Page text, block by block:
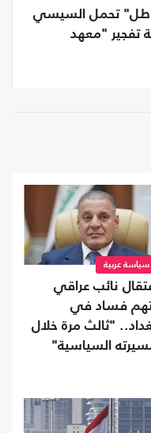
تحمل السيسي
تفجير "معهد
سياسة عربية
نائب عراقي
فساد في
"ثالث مرة خلال
السياسية"